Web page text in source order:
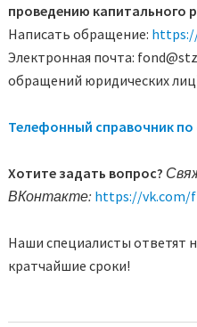
проведению капитального
Написать обращение:
Электронная почта:
обращений юридических
Телефонный справочник
Хотите задать вопрос?
ВКонтакте: https://vk.com/
Наши специалисты ответят
кратчайшие сроки!